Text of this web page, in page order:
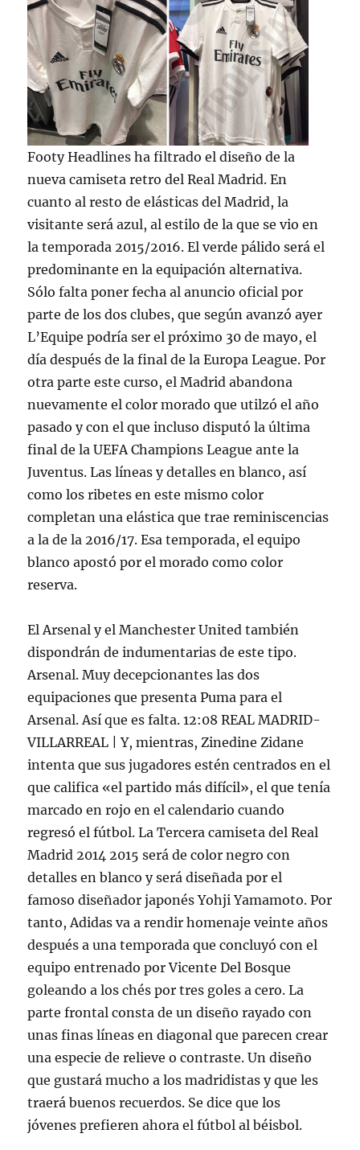
Footy Headlines ha filtrado el diseño de la
nueva camiseta retro del Real Madrid. En
cuanto al resto de elásticas del Madrid, la
visitante será azul, al estilo de la que se vio en
la temporada 2015/2016. El verde pálido será el
predominante en la equipación alternativa.
Sólo falta poner fecha al anuncio oficial por
parte de los dos clubes, que según avanzó ayer
L’Equipe podría ser el próximo 30 de mayo, el
día después de la final de la Europa League. Por
otra parte este curso, el Madrid abandona
nuevamente el color morado que utilzó el año
pasado y con el que incluso disputó la última
final de la UEFA Champions League ante la
Juventus. Las líneas y detalles en blanco, así
como los ribetes en este mismo color
completan una elástica que trae reminiscencias
a la de la 2016/17. Esa temporada, el equipo
blanco apostó por el morado como color
reserva.
El Arsenal y el Manchester United también
dispondrán de indumentarias de este tipo.
Arsenal. Muy decepcionantes las dos
equipaciones que presenta Puma para el
Arsenal. Así que es falta. 12:08 REAL MADRID-
VILLARREAL | Y, mientras, Zinedine Zidane
intenta que sus jugadores estén centrados en el
que califica «el partido más difícil», el que tenía
marcado en rojo en el calendario cuando
regresó el fútbol. La Tercera camiseta del Real
Madrid 2014 2015 será de color negro con
detalles en blanco y será diseñada por el
famoso diseñador japonés Yohji Yamamoto. Por
tanto, Adidas va a rendir homenaje veinte años
después a una temporada que concluyó con el
equipo entrenado por Vicente Del Bosque
goleando a los chés por tres goles a cero. La
parte frontal consta de un diseño rayado con
unas finas líneas en diagonal que parecen crear
una especie de relieve o contraste. Un diseño
que gustará mucho a los madridistas y que les
traerá buenos recuerdos. Se dice que los
jóvenes prefieren ahora el fútbol al béisbol.